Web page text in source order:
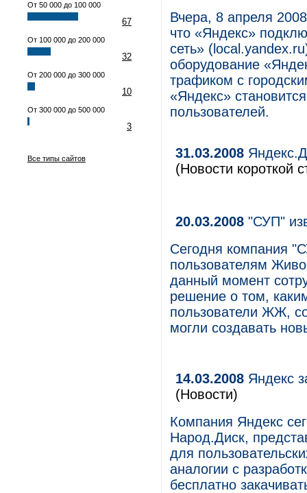
От 50 000 до 100 000
67
От 100 000 до 200 000
32
От 200 000 до 300 000
10
От 300 000 до 500 000
3
Все типы сайтов
Вчера, 8 апреля
что «Яндекс»
сеть»
оборудование
трафиком с
«Яндекс»
пользователей.
31.03.2008
(Новости короткой
20.03.2008 "СУП"
Сегодня компания
пользователям
данный момент
решение о том,
пользователи ЖЖ,
могли создавать
14.03.2008 Яндекс
(Новости)
Компания Яндекс
Народ.Диск,
для
аналогии с
бесплатно